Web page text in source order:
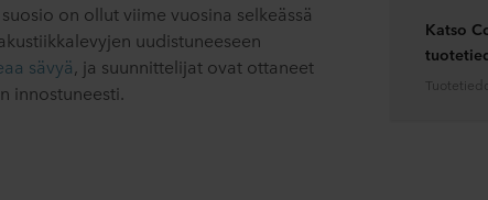
on ollut viime vuosina selkeässä
uudistuneeseen
sävyä, ja suunnittelijat ovat ottaneet
innostuneesti.
Katso